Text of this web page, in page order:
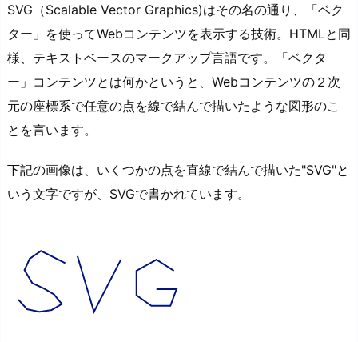
SVG（Scalable Vector Graphics)はその名の通り、「ベク
ター」を使ってWebコンテンツを表示する技術。HTMLと同
様、テキストベースのマークアップ言語です。「ベクタ
ー」コンテンツとは何かというと、Webコンテンツの２次
元の座標系で任意の点を線で結んで描いたような図形のこ
とを言います。
下記の画像は、いくつかの点を直線で結んで描いた"SVG"と
いう文字ですが、SVGで書かれています。